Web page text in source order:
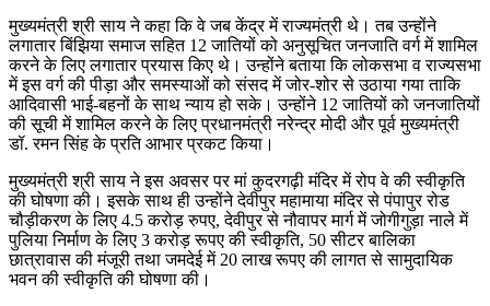
मुख्यमंत्री श्री साय ने कहा कि वे जब केंद्र में राज्यमंत्री थे। तब उन्होंने
लगातार बिंझिया समाज सहित 12 जातियों को अनुसूचित जनजाति वर्ग में शामिल
करने के लिए लगातार प्रयास किए थे। उन्होंने बताया कि लोकसभा व राज्यसभा
में इस वर्ग की पीड़ा और समस्याओं को संसद में जोर-शोर से उठाया गया ताकि
आदिवासी भाई-बहनों के साथ न्याय हो सके। उन्होंने 12 जातियों को जनजातियों
की सूची में शामिल करने के लिए प्रधानमंत्री नरेन्द्र मोदी और पूर्व मुख्यमंत्री
डॉ. रमन सिंह के प्रति आभार प्रकट किया।
मुख्यमंत्री श्री साय ने इस अवसर पर मां कुदरगढ़ी मंदिर में रोप वे की स्वीकृति
की घोषणा की। इसके साथ ही उन्होंने देवीपुर महामाया मंदिर से पंपापुर रोड
चौड़ीकरण के लिए 4.5 करोड़ रुपए, देवीपुर से नौवापर मार्ग में जोगीगुड़ा नाले में
पुलिया निर्माण के लिए 3 करोड़ रूपए की स्वीकृति, 50 सीटर बालिका
छात्रावास की मंजूरी तथा जमदेई में 20 लाख रूपए की लागत से सामुदायिक
भवन की स्वीकृति की घोषणा की।